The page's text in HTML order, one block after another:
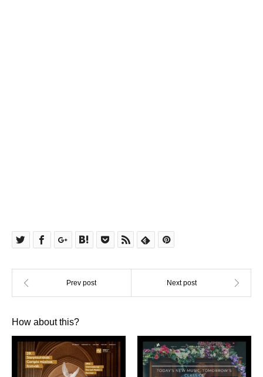
How about this?